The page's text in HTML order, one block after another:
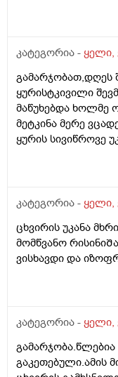
კატეგორია - ყელი,
გამარჯობათ,დღეს
ყურისტკივილი
მაწუხებდა ხოლმე
მეტკინა მერე
ყურის სივიწროვე
მტკივა,საწმენს
მაქვს,არც
ტკივილიო,არვიცი
მტკიოდა,მაგრამ
მეტკინა,ცოტა
წვეთი,თითოქს
შეხებისას
გაციებას,დილით
დღე მოვყევი
კატეგორია - ყელი,
ცხვირის უკანა
მომწვანო
ვისხავდი და
კატეგორია - ყელი,
გამარჯობა.წლებია
გაკეთებული.ამის